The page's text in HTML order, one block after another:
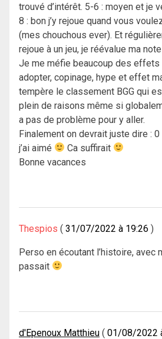
trouvé d’intérêt. 5-6 : moyen et je
8 : bon j’y rejoue quand vous
(mes chouchous ever). Et
rejoue à un jeu, je réévalue ma
Je me méfie beaucoup des effets
adopter, copinage, hype et effet
tempère le classement BGG qui
plein de raisons même si
a pas de problème pour y aller.
Finalement on devrait juste dire : 0
j’ai aimé
Ca suffirait
Bonne vacances
Thespios 31/07/2022 à 19:26
Perso en écoutant l’histoire, avec
passait
d'Epenoux Matthieu 01/08/2022